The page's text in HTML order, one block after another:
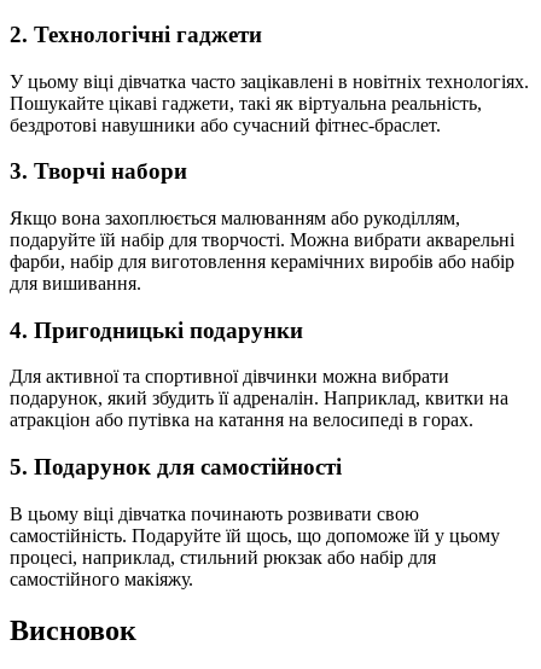
2. Технологічні гаджети
У цьому віці дівчатка часто зацікавлені в новітніх технологіях.
Пошукайте цікаві гаджети, такі як віртуальна реальність,
бездротові навушники або сучасний фітнес-браслет.
3. Творчі набори
Якщо вона захоплюється малюванням або рукоділлям,
подаруйте їй набір для творчості. Можна вибрати акварельні
фарби, набір для виготовлення керамічних виробів або набір
для вишивання.
4. Пригодницькі подарунки
Для активної та спортивної дівчинки можна вибрати
подарунок, який збудить її адреналін. Наприклад, квитки на
атракціон або путівка на катання на велосипеді в горах.
5. Подарунок для самостійності
В цьому віці дівчатка починають розвивати свою
самостійність. Подаруйте їй щось, що допоможе їй у цьому
процесі, наприклад, стильний рюкзак або набір для
самостійного макіяжу.
Висновок